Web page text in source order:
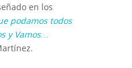
en los
podamos todos
y Vamos…